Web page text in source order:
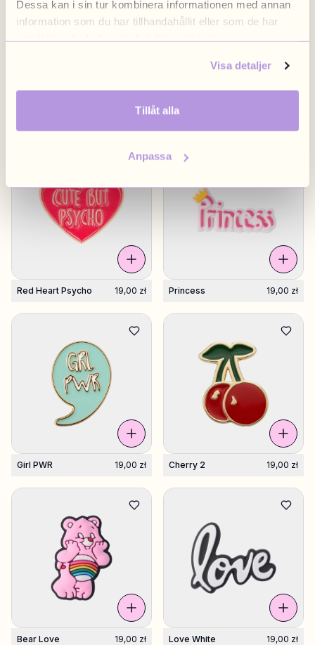
Dessa kan i sin tur kombinera informationen med annan
information som du har tillhandahållit eller som de har
samlat in när du har använt deras tjänster.
Visa detaljer
Tillåt alla
Anpassa
19,00 zł RhineStone Skull
Red Heart Psycho 19,00 zł Princess 19,00 zł
Girl PWR 19,00 zł Cherry 2 19,00 zł
Bear Love 19,00 zł Love White 19,00 zł